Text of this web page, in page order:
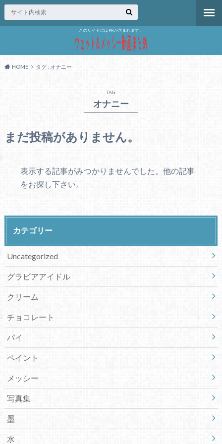
このサイトにはPRが含まれます。
HOME タグ : オナニー
TAG
オナニー
まだ投稿がありません。
表示する記事がみつかりませんでした。他の記事
をお探し下さい。
カテゴリー
Uncategorized
グラビアアイドル
クリーム
チョコレート
パイ
ペイント
メッシー
写真集
墨
水